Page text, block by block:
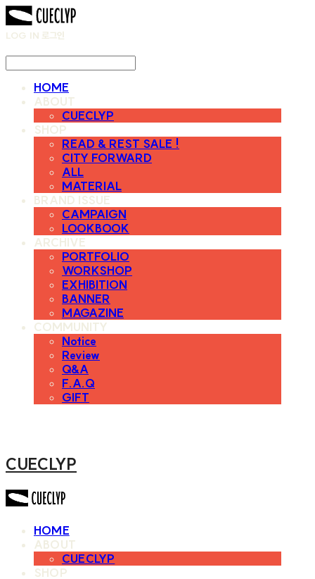
LOG IN 로그인
HOME
ABOUT
CUECLYP
SHOP
READ & REST SALE !
CITY FORWARD
ALL
MATERIAL
BRAND ISSUE
CAMPAIGN
LOOKBOOK
ARCHIVE
PORTFOLIO
WORKSHOP
EXHIBITION
BANNER
MAGAZINE
COMMUNITY
Notice
Review
Q&A
F.A.Q
GIFT
CUECLYP
HOME
ABOUT
CUECLYP
SHOP